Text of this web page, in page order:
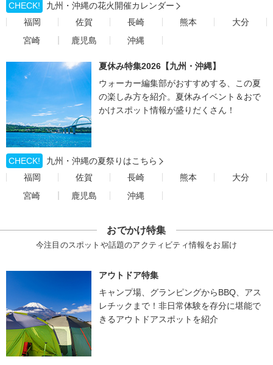
CHECK!
九州・沖縄の花火開催カレンダー
福岡
佐賀 長崎 熊本
大分
宮崎
鹿児島 沖縄
夏休み特集2026【九州・沖縄】
ウォーカー編集部がおすすめする、この夏
の楽しみ方を紹介。夏休みイベント＆おで
かけスポット情報が盛りだくさん！
CHECK!
九州・沖縄の夏祭りはこちら
福岡
佐賀 長崎 熊本
大分
宮崎
鹿児島 沖縄
おでかけ特集
今注目のスポットや話題のアクティビティ情報をお届け
アウトドア特集
キャンプ場、グランピングからBBQ、アス
レチックまで！非日常体験を存分に堪能で
きるアウトドアスポットを紹介